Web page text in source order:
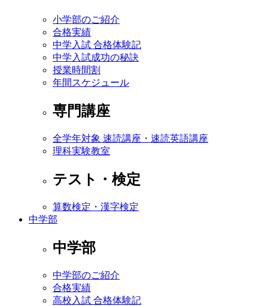
小学部のご紹介
合格実績
中学入試 合格体験記
中学入試成功の秘訣
授業時間割
年間スケジュール
専門講座
全学年対象 速読講座・速読英語講座
理科実験教室
テスト・検定
算数検定・漢字検定
中学部
中学部
中学部のご紹介
合格実績
高校入試 合格体験記